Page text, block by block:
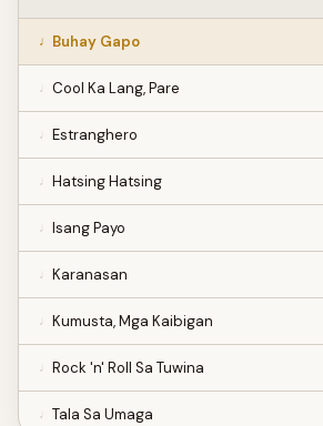
Buhay Gapo
Cool Ka Lang, Pare
Estranghero
Hatsing Hatsing
Isang Payo
Karanasan
Kumusta, Mga Kaibigan
Rock 'n' Roll Sa Tuwina
Tala Sa Umaga